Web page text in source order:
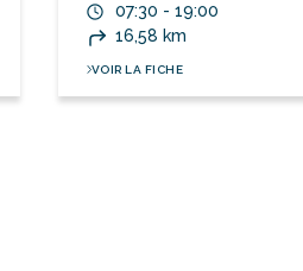
07:30 - 19:00
16,58 km
VOIR LA FICHE